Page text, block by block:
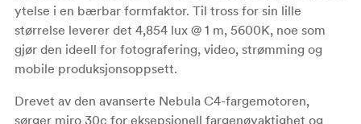
ytelse i en bærbar formfaktor. Til tross for sin lille
størrelse leverer det 4,854 lux @ 1 m, 5600K, noe som
gjør den ideell for fotografering, video, strømming og
mobile produksjonsoppsett.
Drevet av den avanserte Nebula C4-fargemotoren,
sørger miro 30c for eksepsjonell fargenøyaktighet og